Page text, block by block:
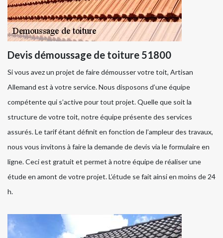
Devis démoussage de toiture 51800
Si vous avez un projet de faire démousser votre toit, Artisan
Allemand est à votre service. Nous disposons d’une équipe
compétente qui s’active pour tout projet. Quelle que soit la
structure de votre toit, notre équipe présente des services
assurés. Le tarif étant définit en fonction de l’ampleur des travaux,
nous vous invitons à faire la demande de devis via le formulaire en
ligne. Ceci est gratuit et permet à notre équipe de réaliser une
étude en amont de votre projet. L’étude se fait ainsi en moins de 24
h.